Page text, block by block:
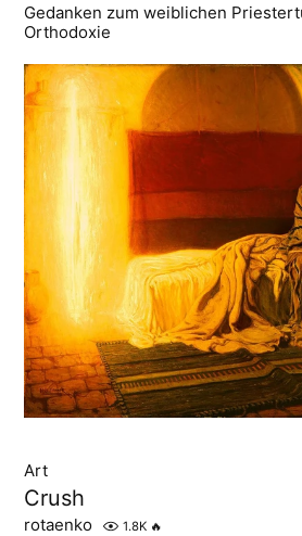
Gedanken zum weiblichen
Orthodoxie
Art
Crush
rotaenko 1.8K 🔥